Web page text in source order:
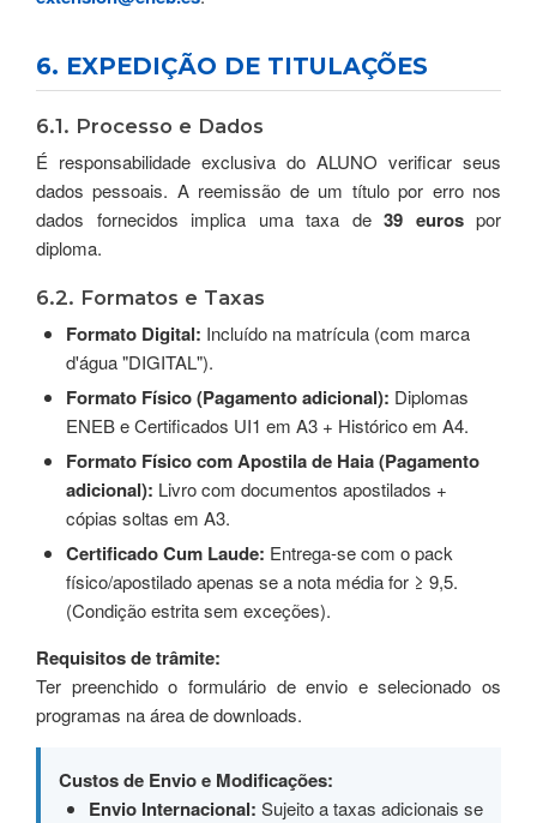
6. EXPEDIÇÃO DE TITULAÇÕES
6.1. Processo e Dados
É responsabilidade exclusiva do ALUNO verificar seus
dados pessoais. A reemissão de um título por erro nos
dados fornecidos implica uma taxa de 39 eurospor
diploma.
6.2. Formatos e Taxas
Formato Digital: Incluído na matrícula (com marca
d'água "DIGITAL").
Formato Físico (Pagamento adicional): Diplomas
ENEB e Certificados UI1 em A3 + Histórico em A4.
Formato Físico com Apostila de Haia (Pagamento
adicional): Livro com documentos apostilados +
cópias soltas em A3.
Certificado Cum Laude: Entrega-se com o pack
físico/apostilado apenas se a nota média for ≥ 9,5.
(Condição estrita sem exceções).
Requisitos de trâmite:
Ter preenchido o formulário de envio e selecionado os
programas na área de downloads.
Custos de Envio e Modificações:
Envio Internacional: Sujeito a taxas adicionais se